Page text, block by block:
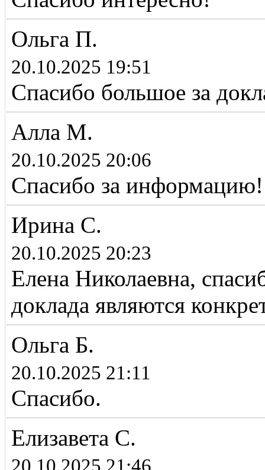
Ольга П.
20.10.2025 19:51
Спасибо большое за
Алла М.
20.10.2025 20:06
Спасибо за информацию!
Ирина С.
20.10.2025 20:23
Елена Николаевна,
доклада являются
Ольга Б.
20.10.2025 21:11
Спасибо.
Елизавета С.